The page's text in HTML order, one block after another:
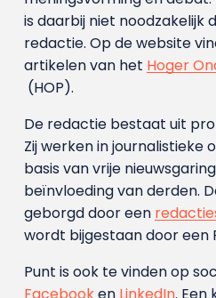
is daarbij niet noodzakelijk
redactie. Op de website
artikelen van het Hoger
(HOP).
De redactie bestaat uit
Zij werken in journalistieke
basis van vrije
beïnvloeding van derden.
geborgd door een
wordt bijgestaan door een
Punt is ook te vinden op